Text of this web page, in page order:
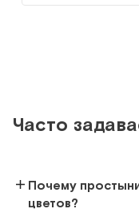
Простыни
Под заказАрт.11915
Часто
Почему
цветов?